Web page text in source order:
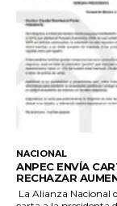
NACIONAL
ANPEC ENVÍA
RECHAZAR
La Alianza Nacional